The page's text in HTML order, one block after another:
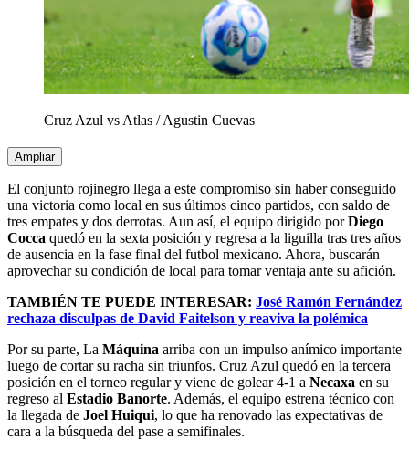
Cruz Azul vs Atlas /Agustin Cuevas
Ampliar
El conjunto rojinegro llega a este compromiso sin haber conseguido
una victoria como local en sus últimos cinco partidos, con saldo de
tres empates y dos derrotas. Aun así, el equipo dirigido porDiego
Cocca quedó en la sexta posición y regresa a la liguilla tras tres años
de ausencia en la fase final del futbol mexicano. Ahora, buscarán
aprovechar su condición de local para tomar ventaja ante su afición.
TAMBIÉN TE PUEDE INTERESAR: José Ramón Fernández
rechaza disculpas de David Faitelson y reaviva la polémica
Por su parte, La Máquina arriba con un impulso anímico importante
luego de cortar su racha sin triunfos. Cruz Azul quedó en la tercera
posición en el torneo regular y viene de golear 4-1 a Necaxa en su
regreso al Estadio Banorte. Además, el equipo estrena técnico con
la llegada de Joel Huiqui, lo que ha renovado las expectativas de
cara a la búsqueda del pase a semifinales.